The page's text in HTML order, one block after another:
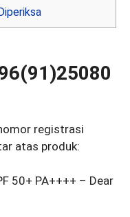
registrasi
atas produk:
50+ PA++++ – Dear